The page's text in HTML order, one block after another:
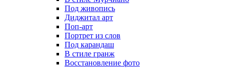
Под живопись
Диджитал арт
Поп-арт
Портрет из слов
Под карандаш
В стиле гранж
Восстановление фото